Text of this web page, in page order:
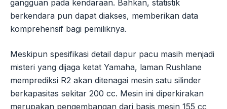
gangguan pada kendaraan. Bahkan, statistik
berkendara pun dapat diakses, memberikan data
komprehensif bagi pemiliknya.
Meskipun spesifikasi detail dapur pacu masih menjadi
misteri yang dijaga ketat Yamaha, laman Rushlane
memprediksi R2 akan ditenagai mesin satu silinder
berkapasitas sekitar 200 cc. Mesin ini diperkirakan
merupakan pengembangan dari basis mesin 155 cc